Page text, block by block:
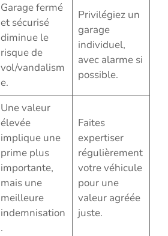
Garage fermé
et sécurisé
diminue le
risque de
vol/vandalism
e.
Privilégiez un
garage
individuel,
avec alarme si
possible.
Une valeur
élevée
implique une
prime plus
importante,
mais une
meilleure
indemnisation
.
Faites
expertiser
régulièrement
votre véhicule
pour une
valeur agréée
juste.